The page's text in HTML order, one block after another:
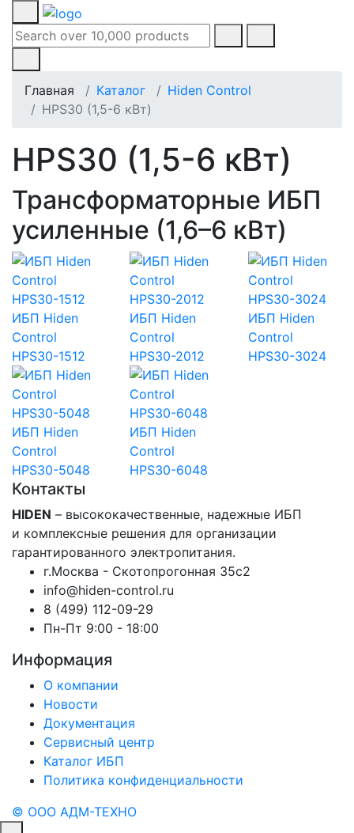
Главная Каталог
Hiden Control
HPS30 (1,5-6 кВт)
HPS30 (1,5-6 кВт)
Трансформаторные ИБП
усиленные (1,6–6 кВт)
ИБП Hiden
Control
HPS30-1512
ИБП Hiden
Control
HPS30-2012
ИБП Hiden
Control
HPS30-3024
ИБП Hiden
Control
HPS30-5048
ИБП Hiden
Control
HPS30-6048
Контакты
HIDEN – высококачественные, надежные ИБП
и комплексные решения для организации
гарантированного электропитания.
г.Москва - Скотопрогонная 35с2
info@hiden-control.ru
8 (499) 112-09-29
Пн-Пт 9:00 - 18:00
Информация
О компании
Новости
Документация
Сервисный центр
Каталог ИБП
Политика конфиденциальности
© ООО АДМ-ТЕХНО